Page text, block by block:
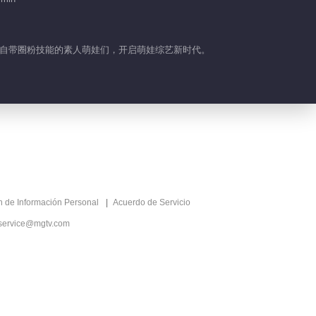
圈粉技能的素人萌娃们，开启萌娃综艺新时代。
de Información Personal Acuerdo de Servicio